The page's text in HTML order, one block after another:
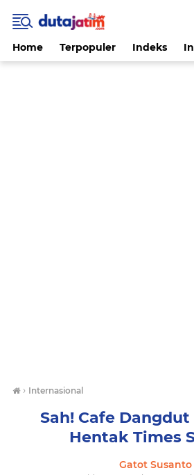
Home Terpopuler Indeks
› Internasional
Sah! Cafe
Hentak Times
Gatot Susanto